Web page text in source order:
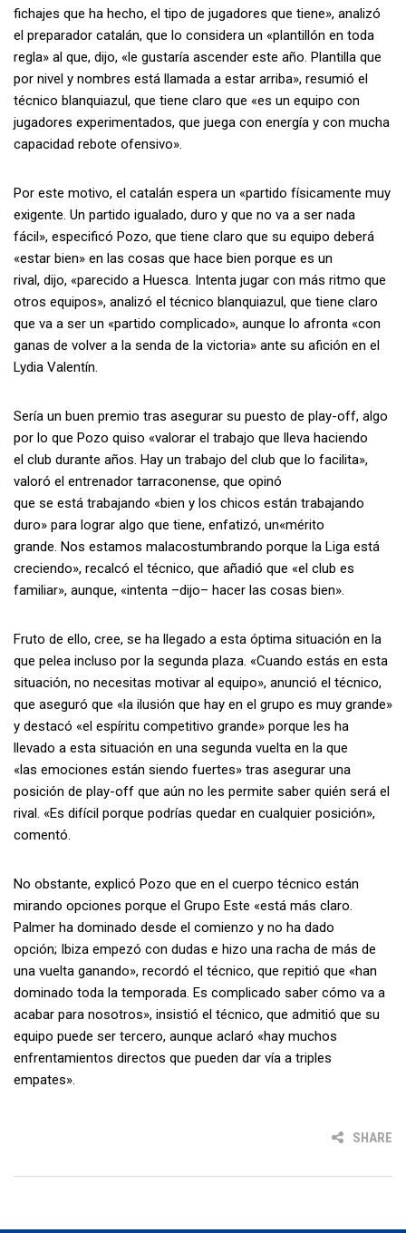
fichajes que ha hecho, el tipo de jugadores que tiene», analizó
el preparador catalán, que lo considera un «plantillón en toda
regla» al que, dijo, «le gustaría ascender este año. Plantilla que
por nivel y nombres está llamada a estar arriba», resumió el
técnico blanquiazul, que tiene claro que «es un equipo con
jugadores experimentados, que juega con energía y con mucha
capacidad rebote ofensivo».
Por este motivo, el catalán espera un «partido físicamente muy
exigente. Un partido igualado, duro y que no va a ser nada
fácil», especificó Pozo, que tiene claro que su equipo deberá
«estar bien» en las cosas que hace bien porque es un
rival, dijo, «parecido a Huesca. Intenta jugar con más ritmo que
otros equipos», analizó el técnico blanquiazul, que tiene claro
que va a ser un «partido complicado», aunque lo afronta «con
ganas de volver a la senda de la victoria» ante su afición en el
Lydia Valentín.
Sería un buen premio tras asegurar su puesto de play-off, algo
por lo que Pozo quiso «valorar el trabajo que lleva haciendo
el club durante años. Hay un trabajo del club que lo facilita»,
valoró el entrenador tarraconense, que opinó
que se está trabajando «bien y los chicos están trabajando
duro» para lograr algo que tiene, enfatizó, un«mérito
grande. Nos estamos malacostumbrando porque la Liga está
creciendo», recalcó el técnico, que añadió que «el club es
familiar», aunque, «intenta –dijo– hacer las cosas bien».
Fruto de ello, cree, se ha llegado a esta óptima situación en la
que pelea incluso por la segunda plaza. «Cuando estás en esta
situación, no necesitas motivar al equipo», anunció el técnico,
que aseguró que «la ilusión que hay en el grupo es muy grande»
y destacó «el espíritu competitivo grande» porque les ha
llevado a esta situación en una segunda vuelta en la que
«las emociones están siendo fuertes» tras asegurar una
posición de play-off que aún no les permite saber quién será el
rival. «Es difícil porque podrías quedar en cualquier posición»,
comentó.
No obstante, explicó Pozo que en el cuerpo técnico están
mirando opciones porque el Grupo Este «está más claro.
Palmer ha dominado desde el comienzo y no ha dado
opción; Ibiza empezó con dudas e hizo una racha de más de
una vuelta ganando», recordó el técnico, que repitió que «han
dominado toda la temporada. Es complicado saber cómo va a
acabar para nosotros», insistió el técnico, que admitió que su
equipo puede ser tercero, aunque aclaró «hay muchos
enfrentamientos directos que pueden dar vía a triples
empates».
SHARE